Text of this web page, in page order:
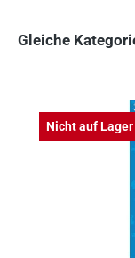
Gleiche
Nicht auf Lager